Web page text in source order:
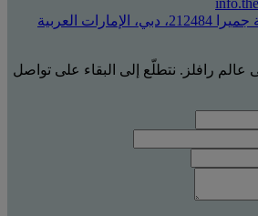
الهلال الغربي، نخلة جميرا 212484، دبي، الإمارات العربية
رافلز. نتطلّع إلى البقاء على تواصل